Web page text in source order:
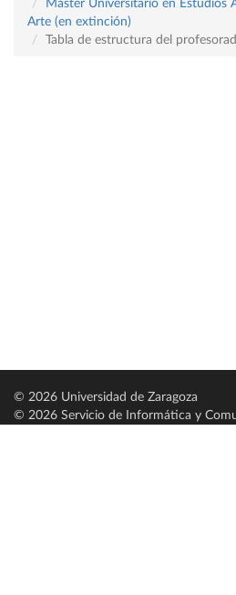
Máster Universitario en Estudios
Arte (en extinción)
Tabla de estructura del
© 2026 Universidad de Zaragoza
© 2026 Servicio de Informática y